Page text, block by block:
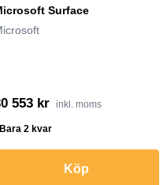
Surface
553 kr inkl. moms
Bara 2 kvar
Köp